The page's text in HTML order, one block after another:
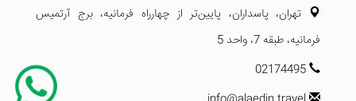
تهران، پاسداران، پایین‌تر از چهارراه فرمانیه، برج آرتمیس
فرمانیه، طبقه 7، واحد 5
02174495